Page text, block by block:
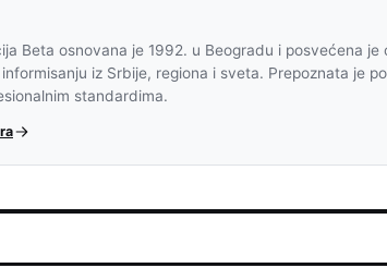
Beta osnovana je 1992. u Beogradu i posvećena je
iz Srbije, regiona i sveta. Prepoznata je
standardima.